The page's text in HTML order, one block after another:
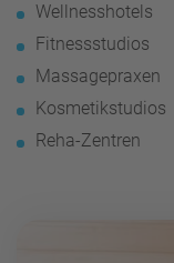
Wellnesshotels
Fitnessstudios
Massagepraxen
Kosmetikstudios
Reha-Zentren